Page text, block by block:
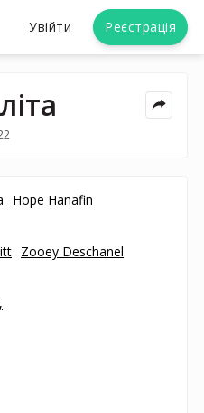
Увійти Реєстрація
Hope Hanafin
Zooey Deschanel